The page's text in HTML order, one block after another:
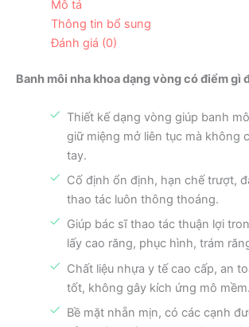
Mô tả
Thông tin bổ sung
Đánh giá (0)
Banh môi nha khoa dạng vòng có điểm gì
Thiết kế dạng vòng giúp banh
giữ miệng mở liên tục mà không
tay.
Cố định ổn định, hạn chế trượt,
thao tác luôn thông thoáng.
Giúp bác sĩ thao tác thuận lợi
lấy cao răng, phục hình, trám
Chất liệu nhựa y tế cao cấp, an
tốt, không gây kích ứng mô mềm.
Bề mặt nhẵn mịn, có các cạnh